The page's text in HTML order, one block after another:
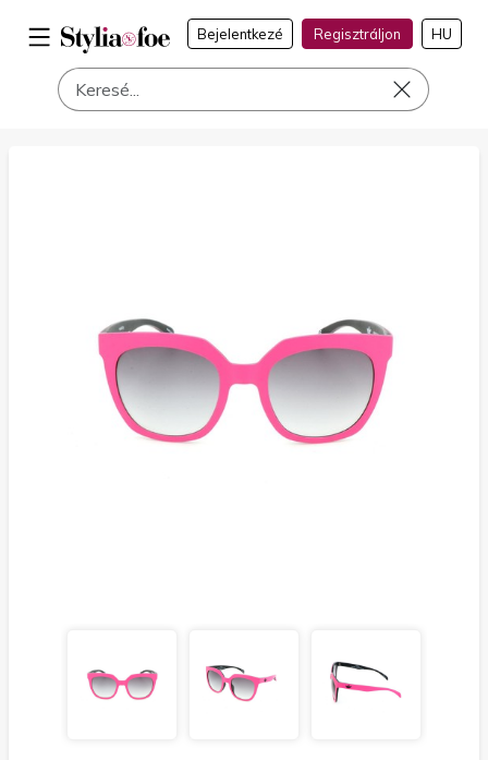
Bejelentkezé
Regisztráljon
a címen
HU